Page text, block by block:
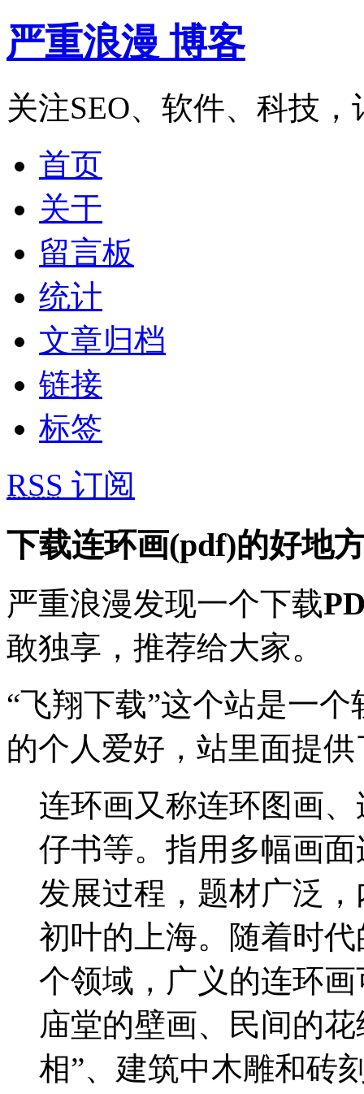
严重浪漫 博客
关注SEO、软件、科技
首页
关于
留言板
统计
文章归档
链接
标签
RSS 订阅
下载连环画(pdf)的好地
严重浪漫发现一个下载
敢独享，推荐给大家。
“飞翔下载”这个站是一
的个人爱好，站里面提
连环画又称连环图画
仔书等。指用多幅画
发展过程，题材广泛
初叶的上海。随着时
个领域，广义的连环
庙堂的壁画、民间的
相”、建筑中木雕和砖